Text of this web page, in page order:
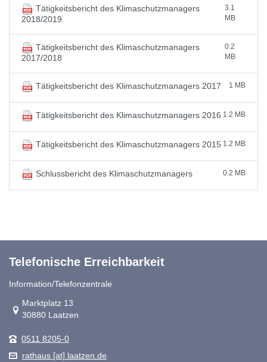
Tätigkeitsbericht des Klimaschutzmanagers
2018/2019
3.1
MB
Tätigkeitsbericht des Klimaschutzmanagers
2017/2018
0.2
MB
Tätigkeitsbericht des Klimaschutzmanagers 2017 1 MB
Tätigkeitsbericht des Klimaschutzmanagers 2016 1.2 MB
Tätigkeitsbericht des Klimaschutzmanagers 2015 1.2 MB
Schlussbericht des Klimaschutzmanagers 0.2 MB
Telefonische Erreichbarkeit
Information/Telefonzentrale
Link zur Google-Maps Navigation
Marktplatz 13
30880 Laatzen
0511 8205-0
rathaus [at] laatzen.de